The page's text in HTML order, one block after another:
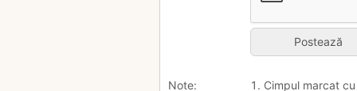
Note:
1. Cimpul marcat